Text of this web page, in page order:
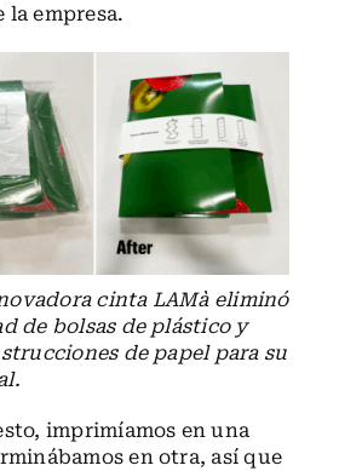
la empresa.
cinta LAMà eliminó
de bolsas de plástico y
de papel para su
imprimíamos en una
en otra, así que